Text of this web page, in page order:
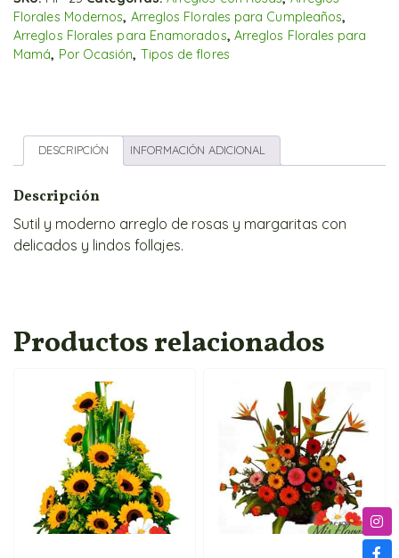
y
Margaritas
cantidad
Florales Modernos, Arreglos Florales para Cumpleaños,
Arreglos Florales para Enamorados, Arreglos Florales para
Mamá, Por Ocasión, Tipos de flores
DESCRIPCIÓN INFORMACIÓN ADICIONAL
Descripción
Sutil y moderno arreglo de rosas y margaritas con
delicados y lindos follajes.
Productos relacionados